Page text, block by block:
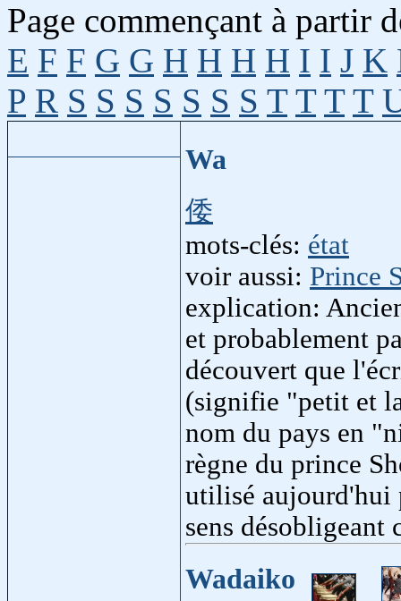
Page commençant à partir
E F F G G H H H H I I J K
P R S S S S S S S T T T T
Wa
倭
mots-clés: état
voir aussi: Prince
explication:
et probablement
découvert que
(signifie "petit et
nom du pays en
règne du prince
utilisé aujourd'hui
sens désobligeant
Wadaiko